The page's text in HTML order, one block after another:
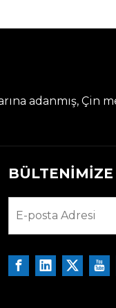
adanmış, Çin